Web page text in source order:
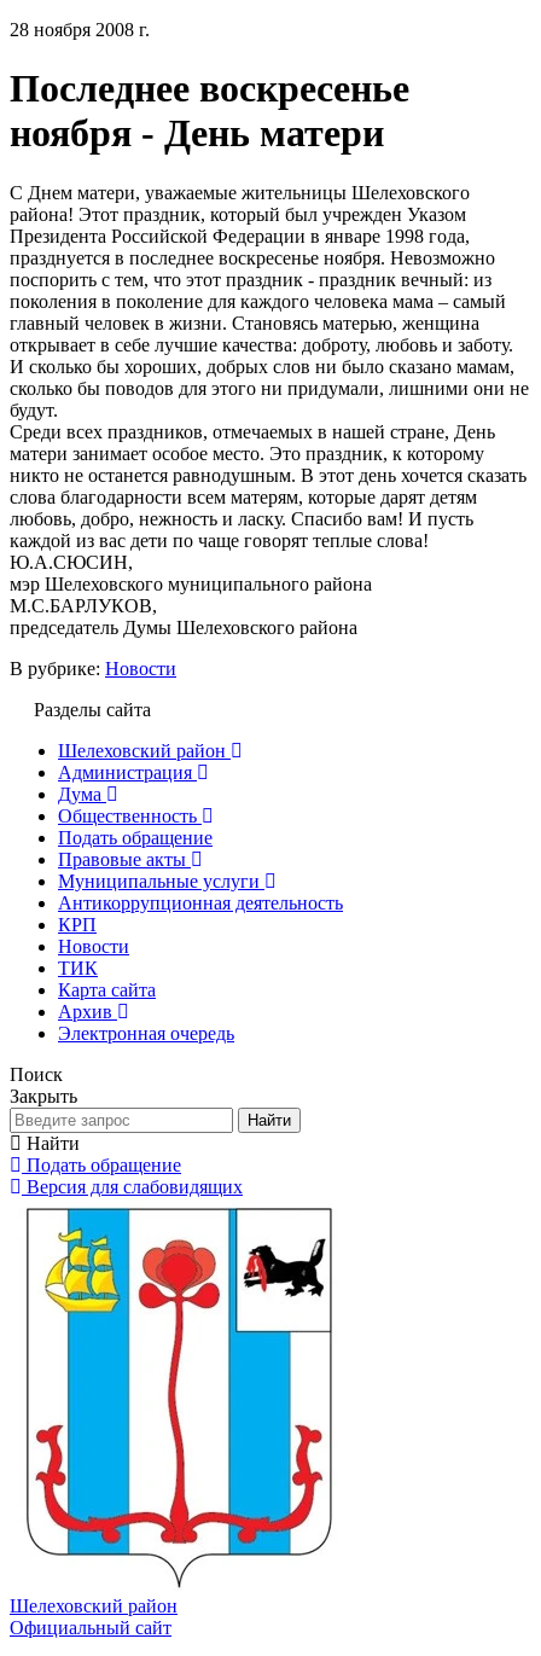
28 ноября 2008 г.
Последнее воскресенье
ноября - День матери
С Днем матери, уважаемые жительницы Шелеховского
района! Этот праздник, который был учрежден Указом
Президента Российской Федерации в январе 1998 года,
празднуется в последнее воскресенье ноября. Невозможно
поспорить с тем, что этот праздник - праздник вечный: из
поколения в поколение для каждого человека мама – самый
главный человек в жизни. Становясь матерью, женщина
открывает в себе лучшие качества: доброту, любовь и заботу.
И сколько бы хороших, добрых слов ни было сказано мамам,
сколько бы поводов для этого ни придумали, лишними они не
будут.
Среди всех праздников, отмечаемых в нашей стране, День
матери занимает особое место. Это праздник, к которому
никто не останется равнодушным. В этот день хочется сказать
слова благодарности всем матерям, которые дарят детям
любовь, добро, нежность и ласку. Спасибо вам! И пусть
каждой из вас дети по чаще говорят теплые слова!
Ю.А.СЮСИН,
мэр Шелеховского муниципального района
М.С.БАРЛУКОВ,
председатель Думы Шелеховского района
В рубрике: Новости
Разделы сайта
Шелеховский район
Администрация
Дума
Общественность
Подать обращение
Правовые акты
Муниципальные услуги
Антикоррупционная деятельность
КРП
Новости
ТИК
Карта сайта
Архив
Электронная очередь
Поиск
Закрыть
Найти
Найти
Подать обращение
Версия для слабовидящих
Шелеховский район
Официальный сайт